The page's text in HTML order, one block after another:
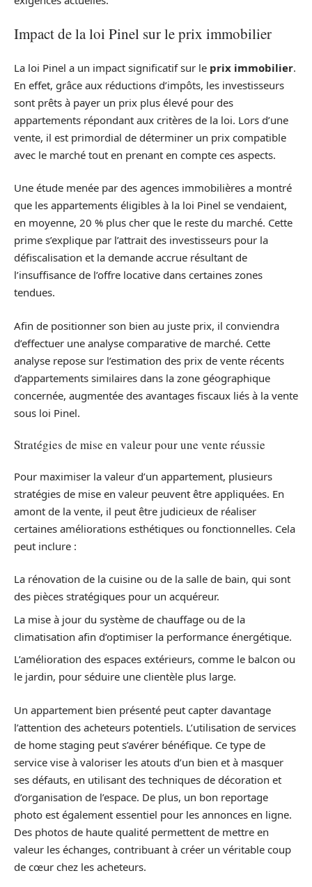
Impact de la loi Pinel sur le prix immobilier
La loi Pinel a un impact significatif sur le prix immobilier.
En effet, grâce aux réductions d’impôts, les investisseurs
sont prêts à payer un prix plus élevé pour des
appartements répondant aux critères de la loi. Lors d’une
vente, il est primordial de déterminer un prix compatible
avec le marché tout en prenant en compte ces aspects.
Une étude menée par des agences immobilières a montré
que les appartements éligibles à la loi Pinel se vendaient,
en moyenne, 20 % plus cher que le reste du marché. Cette
prime s’explique par l’attrait des investisseurs pour la
défiscalisation et la demande accrue résultant de
l’insuffisance de l’offre locative dans certaines zones
tendues.
Afin de positionner son bien au juste prix, il conviendra
d’effectuer une analyse comparative de marché. Cette
analyse repose sur l’estimation des prix de vente récents
d’appartements similaires dans la zone géographique
concernée, augmentée des avantages fiscaux liés à la vente
sous loi Pinel.
Stratégies de mise en valeur pour une vente réussie
Pour maximiser la valeur d’un appartement, plusieurs
stratégies de mise en valeur peuvent être appliquées. En
amont de la vente, il peut être judicieux de réaliser
certaines améliorations esthétiques ou fonctionnelles. Cela
peut inclure :
La rénovation de la cuisine ou de la salle de bain, qui sont
des pièces stratégiques pour un acquéreur.
La mise à jour du système de chauffage ou de la
climatisation afin d’optimiser la performance énergétique.
L’amélioration des espaces extérieurs, comme le balcon ou
le jardin, pour séduire une clientèle plus large.
Un appartement bien présenté peut capter davantage
l’attention des acheteurs potentiels. L’utilisation de services
de home staging peut s’avérer bénéfique. Ce type de
service vise à valoriser les atouts d’un bien et à masquer
ses défauts, en utilisant des techniques de décoration et
d’organisation de l’espace. De plus, un bon reportage
photo est également essentiel pour les annonces en ligne.
Des photos de haute qualité permettent de mettre en
valeur les échanges, contribuant à créer un véritable coup
de cœur chez les acheteurs.